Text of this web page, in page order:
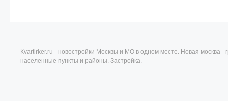
Кvartirker.ru - новостройки Москвы и МО в одном месте. Новая москва
населенные пункты и районы. Застройка.